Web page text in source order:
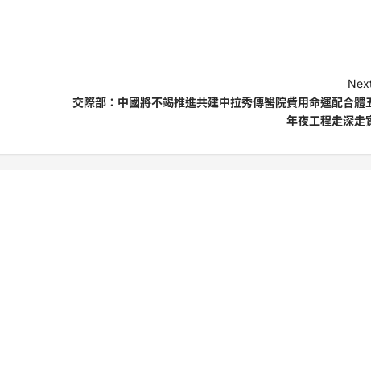
交際部：中國將不竭推進共建中拉秀傳醫院費用命運配合體
年夜工程走深走